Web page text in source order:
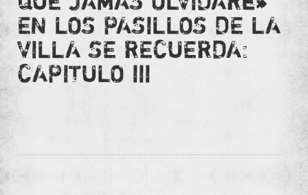
EN LOS PASILLOS DE LA
VILLA SE RECUERDA:
CAPITULO III